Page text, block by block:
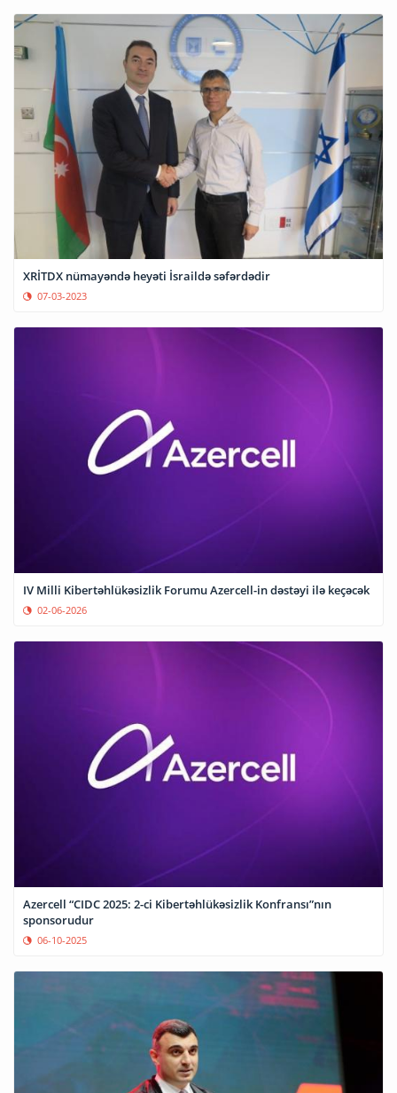
XRİTDX nümayəndə heyəti İsraildə səfərdədir
07-03-2023
IV Milli Kibertəhlükəsizlik Forumu Azercell-in dəstəyi ilə keçəcək
02-06-2026
Azercell “CIDC 2025: 2-ci Kibertəhlükəsizlik Konfransı”nın
sponsorudur
06-10-2025